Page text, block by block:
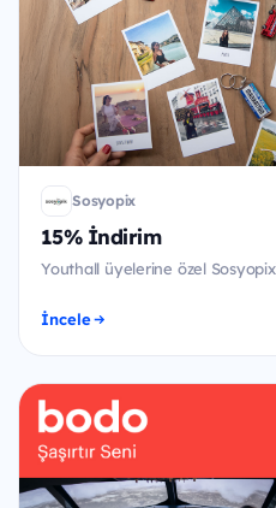
Sosyopix
15% İndirim
Youthall üyelerine özel
İncele